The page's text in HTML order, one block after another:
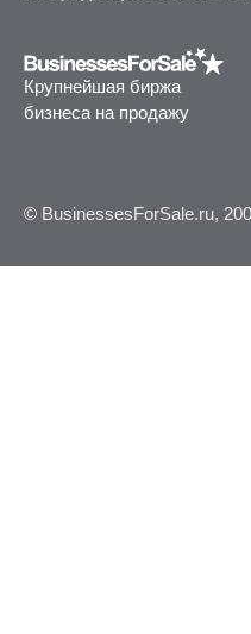
Крупнейшая биржа
бизнеса на продажу
© BusinessesForSale.ru,